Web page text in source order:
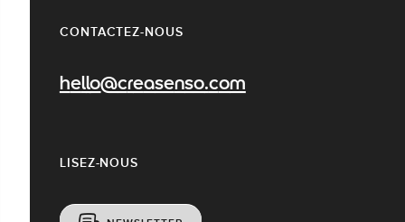
CONTACTEZ-NOUS
hello@creasenso.com
LISEZ-NOUS